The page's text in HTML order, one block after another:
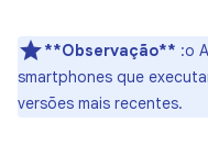
**Observação** :o
smartphones que
versões mais recentes.